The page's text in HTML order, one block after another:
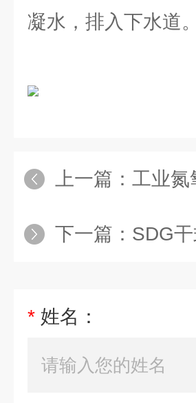
凝水，排入下水道。
上一篇： 工业氮
下一篇： SDG
* 姓名：